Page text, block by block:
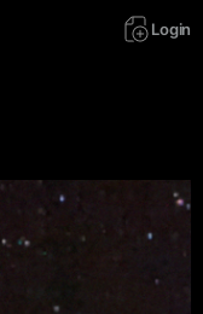
Login